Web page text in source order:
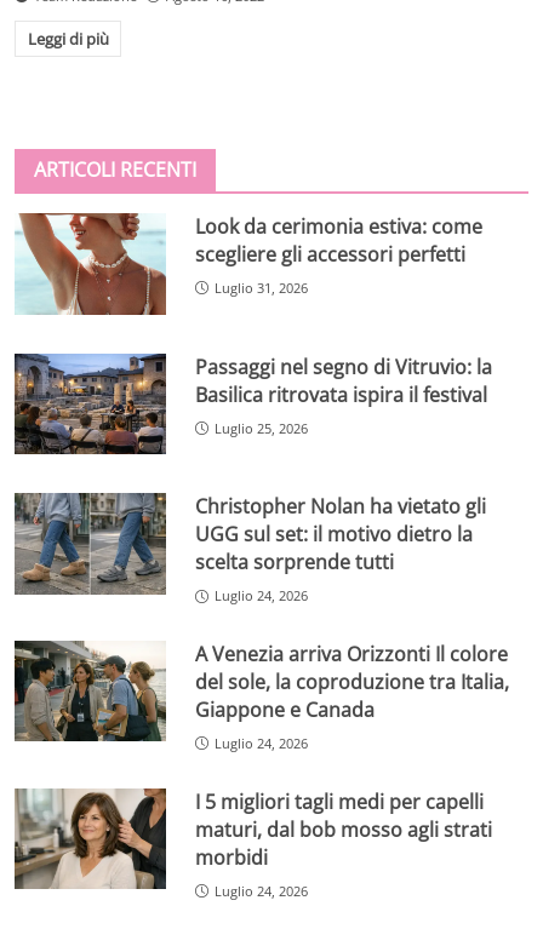
Leggi di più
ARTICOLI RECENTI
Look da cerimonia estiva: come
scegliere gli accessori perfetti
Luglio 31, 2026
Passaggi nel segno di Vitruvio: la
Basilica ritrovata ispira il festival
Luglio 25, 2026
Christopher Nolan ha vietato gli
UGG sul set: il motivo dietro la
scelta sorprende tutti
Luglio 24, 2026
A Venezia arriva Orizzonti Il colore
del sole, la coproduzione tra Italia,
Giappone e Canada
Luglio 24, 2026
I 5 migliori tagli medi per capelli
maturi, dal bob mosso agli strati
morbidi
Luglio 24, 2026